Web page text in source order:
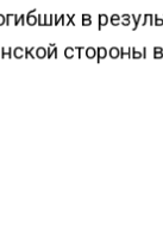
в
стороны